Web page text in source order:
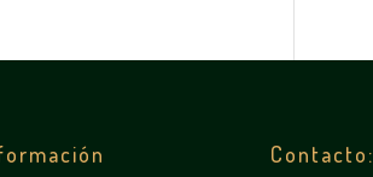
Contacto: